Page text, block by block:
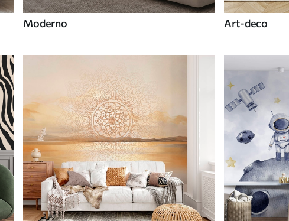
Moderno Art-deco